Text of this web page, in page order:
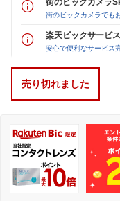
街のビックカメラでも
楽天ビックサービ
安心で便利なサービス
売り切れました